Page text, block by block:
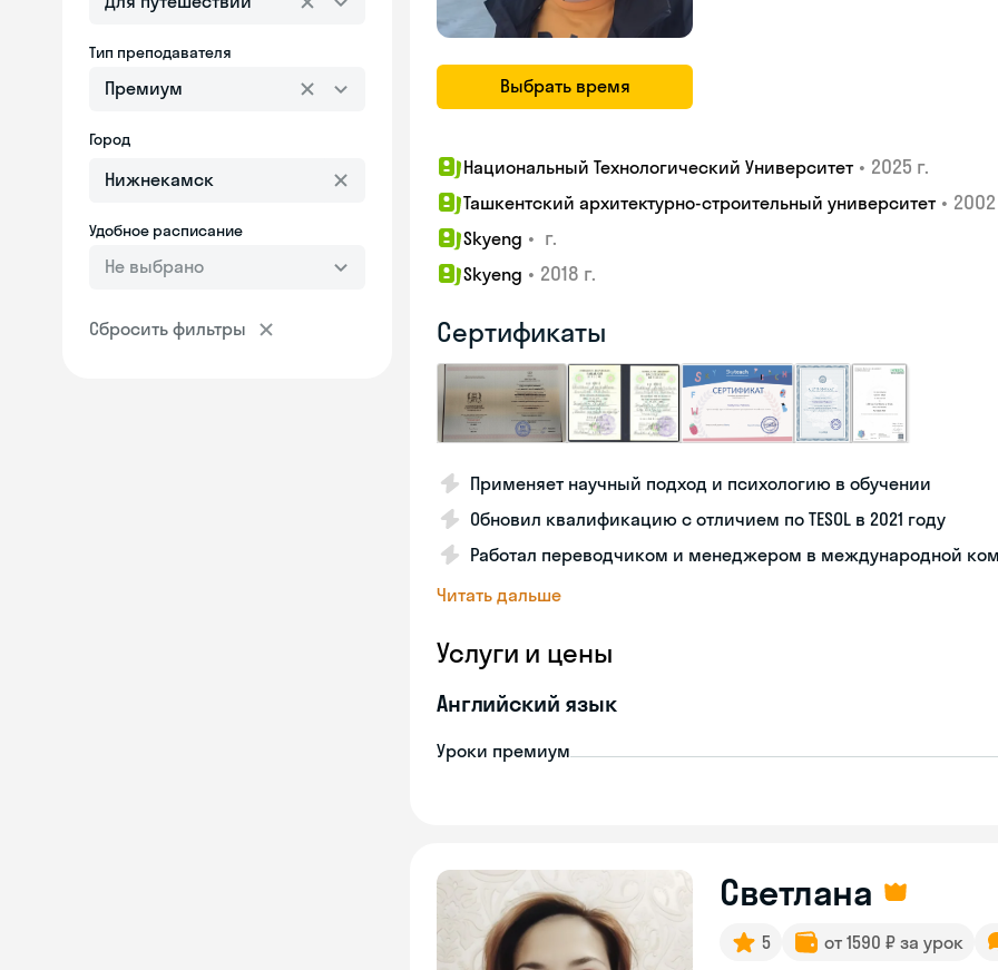
Тип преподавателя
Премиум
Город
Удобное расписание
Не выбрано
Сбросить фильтры
Выбрать время
Национальный Технологический Университет • 2025 г.
Ташкентский архитектурно-строительный университет • 2002
Skyeng • г.
Skyeng • 2018 г.
Сертификаты
Применяет научный подход и психологию в обучении
Обновил квалификацию с отличием по TESOL в 2021 году
Работал переводчиком и менеджером в международной
Читать дальше
Услуги и цены
Английский язык
Уроки премиум
Светлана
5 от 1590 ₽ за урок